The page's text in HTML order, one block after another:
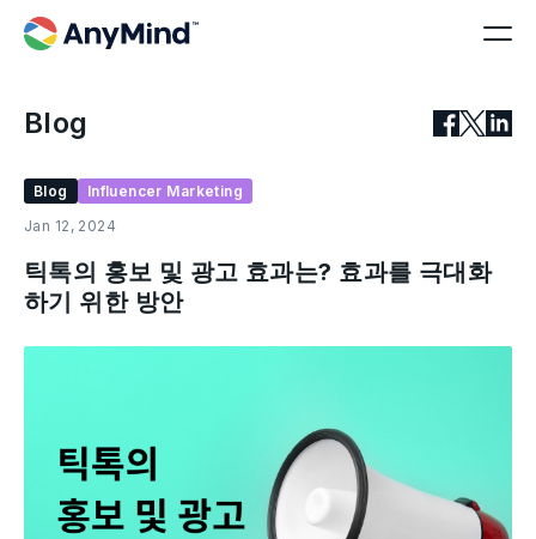
Blog
Blog
Influencer Marketing
Jan 12, 2024
틱톡의 홍보 및 광고 효과는? 효과를 극대화
하기 위한 방안